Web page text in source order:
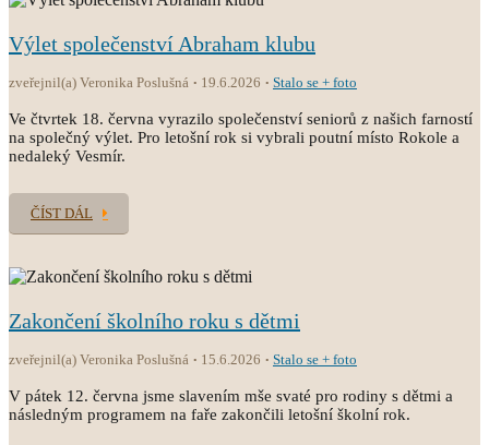
Výlet společenství Abraham klubu
zveřejnil(a) Veronika Poslušná 19.6.2026 Stalo se + foto
Ve čtvrtek 18. června vyrazilo společenství seniorů z našich farností
na společný výlet. Pro letošní rok si vybrali poutní místo Rokole a
nedaleký Vesmír.
ČÍST DÁL
Zakončení školního roku s dětmi
zveřejnil(a) Veronika Poslušná 15.6.2026 Stalo se + foto
V pátek 12. června jsme slavením mše svaté pro rodiny s dětmi a
následným programem na faře zakončili letošní školní rok.